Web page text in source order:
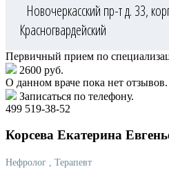
Новочеркасский пр-т д. 33,
Красногвардейский
Первичный прием по
2600 руб.
О данном враче пока нет отзывов.
Записаться по телефону.
499 519-38-52
Корсева Екатерина
Нефролог , Терапевт